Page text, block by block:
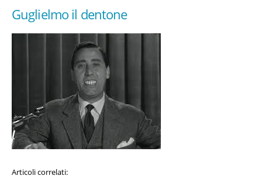
Guglielmo il dentone
Articoli correlati: